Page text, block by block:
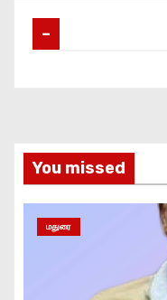
–
You missed
மதுரை